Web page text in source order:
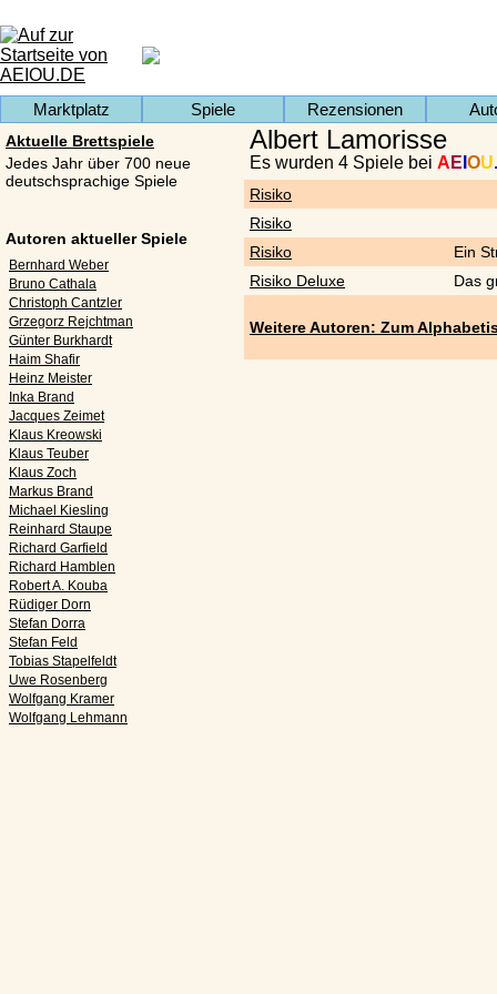
Marktplatz Spiele Rezensionen
Aktuelle Brettspiele
Jedes Jahr über 700 neue
deutschsprachige Spiele
Autoren aktueller Spiele
Bernhard Weber
Bruno Cathala
Christoph Cantzler
Grzegorz Rejchtman
Günter Burkhardt
Haim Shafir
Heinz Meister
Inka Brand
Jacques Zeimet
Klaus Kreowski
Klaus Teuber
Klaus Zoch
Markus Brand
Michael Kiesling
Reinhard Staupe
Richard Garfield
Richard Hamblen
Robert A. Kouba
Rüdiger Dorn
Stefan Dorra
Stefan Feld
Tobias Stapelfeldt
Uwe Rosenberg
Wolfgang Kramer
Wolfgang Lehmann
Albert Lamorisse
Es wurden 4 Spiele bei A E OU.
Risiko
Risiko
Risiko
Ein
Risiko Deluxe
Das
Weitere Autoren: Zum